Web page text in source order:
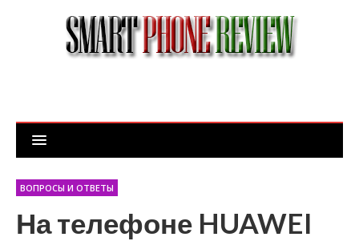
ВОПРОСЫ И ОТВЕТЫ
На телефоне HUAWEI